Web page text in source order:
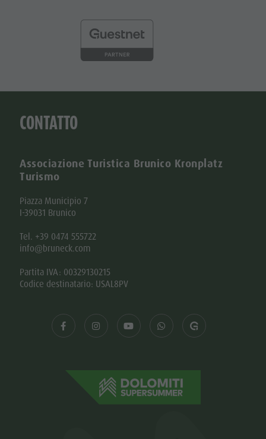
CONTATTO
Associazione Turistica Brunico Kronplatz
Turismo
Piazza Municipio 7
I-39031 Brunico
Tel. +39 0474 555722
info@bruneck.com
Partita IVA: 00329130215
Codice destinatario: USAL8PV